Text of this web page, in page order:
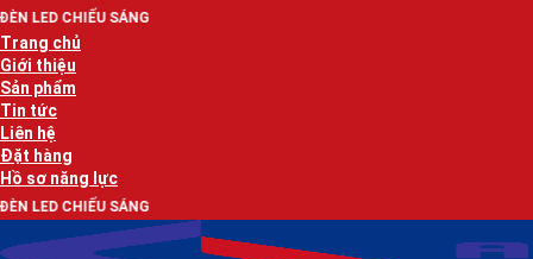
Bỏ
qua
nội
dung
Trang chủ
Giới thiệu
Sản phẩm
Tin tức
Liên hệ
Đặt hàng
Hồ sơ năng lực